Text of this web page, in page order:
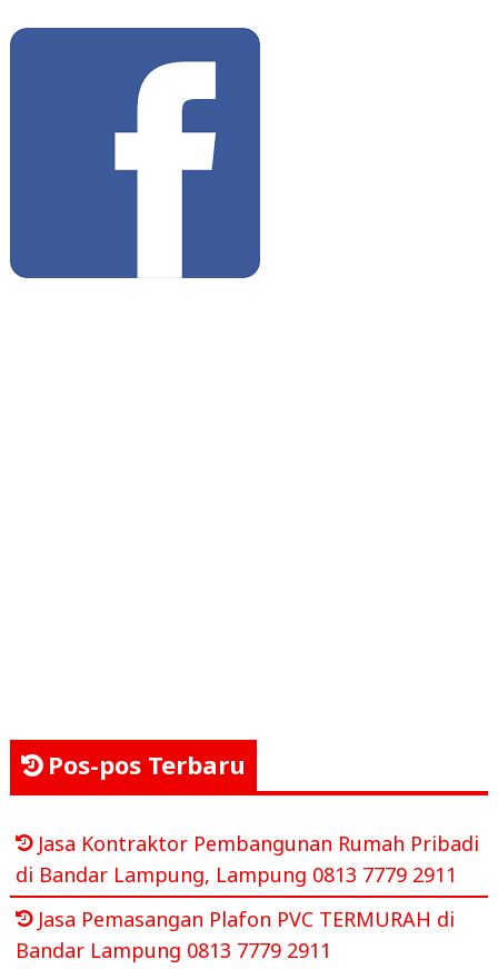
Pos-pos Terbaru
Jasa Kontraktor Pembangunan Rumah Pribadi
di Bandar Lampung, Lampung 0813 7779 2911
Jasa Pemasangan Plafon PVC TERMURAH di
Bandar Lampung 0813 7779 2911